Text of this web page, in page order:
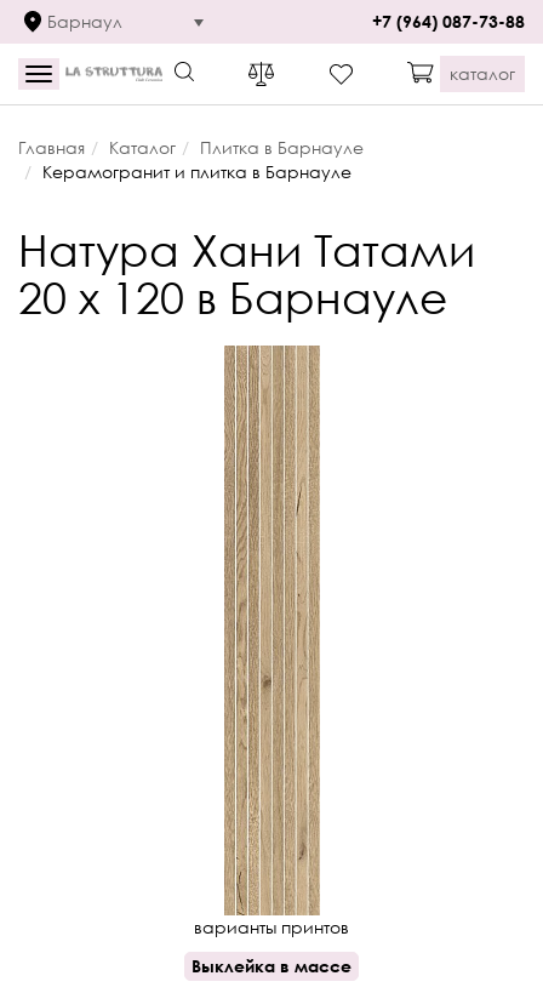
Барнаул +7 (964) 087-73-88
Toggle
navigation
каталог
Главная Каталог
Плитка в Барнауле
Керамогранит и плитка в Барнауле
Натура Хани Татами
20 x 120 в Барнауле
варианты принтов
Выклейка в массе